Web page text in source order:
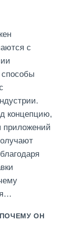
с
концепцию,
приложений
ПОЧЕМУ ОН